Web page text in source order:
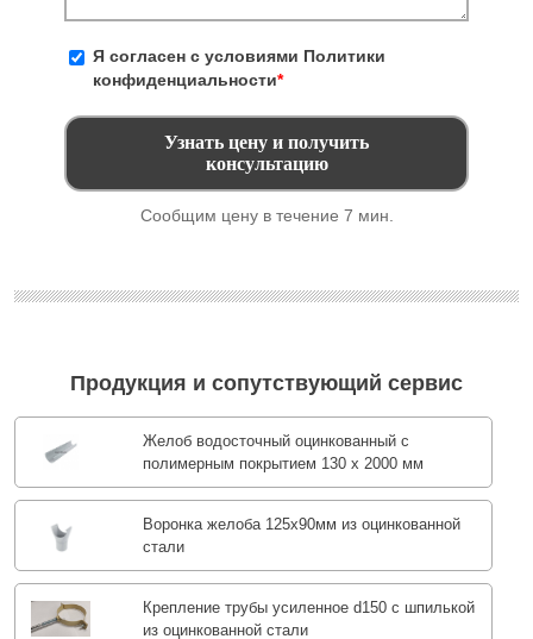
Я согласен с условиями Политики
конфиденциальности*
Сообщим цену в течение 7 мин.
Продукция и сопутствующий сервис
Желоб водосточный оцинкованный с
полимерным покрытием 130 х 2000 мм
Воронка желоба 125x90мм из оцинкованной
стали
Крепление трубы усиленное d150 с шпилькой
из оцинкованной стали